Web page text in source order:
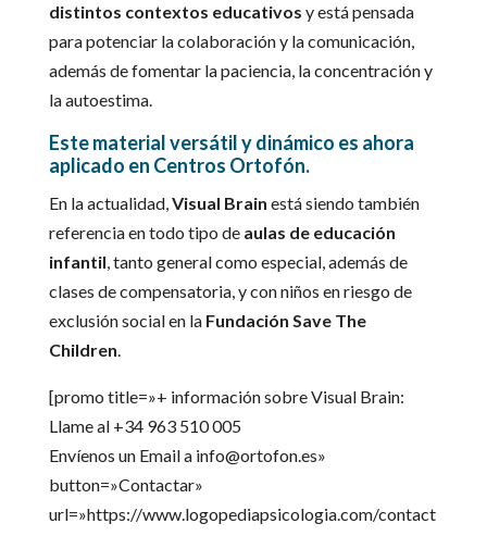
distintos contextos educativos y está pensada
para potenciar la colaboración y la comunicación,
además de fomentar la paciencia, la concentración y
la autoestima.
Este material versátil y dinámico es ahora
aplicado en Centros Ortofón.
En la actualidad,Visual Brain está siendo también
referencia en todo tipo de aulas de educación
infantil, tanto general como especial, además de
clases de compensatoria, y con niños en riesgo de
exclusión social en la Fundación Save The
Children.
[promo title=»+ información sobre Visual Brain:
Llame al +34 963 510 005
Envíenos un Email a info@ortofon.es»
button=»Contactar»
url=»https://www.logopediapsicologia.com/contact